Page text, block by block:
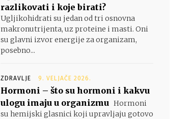
razlikovati i koje birati?
Ugljikohidrati su jedan od tri osnovna
makronutrijenta, uz proteine i masti. Oni
su glavni izvor energije za organizam,
posebno...
ZDRAVLJE 9. VELJAČE 2026.
Hormoni – što su hormoni i kakvu
ulogu imaju u organizmu Hormoni
su hemijski glasnici koji upravljaju gotovo